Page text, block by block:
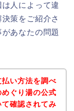
人によって違
策をご紹介さ
あなたの問題
い方法を調べ
ぐり湯の公式
確認されてみ